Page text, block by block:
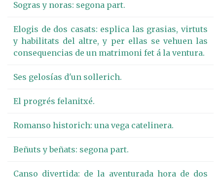
Sogras y noras: segona part.
Elogis de dos casats: esplica las grasias, virtuts
y habilitats del altre, y per ellas se vehuen las
consequencias de un matrimoni fet á la ventura.
Ses gelosías d'un sollerich.
El progrés felanitxé.
Romanso historich: una vega catelinera.
Beñuts y beñats: segona part.
Canso divertida: de la aventurada hora de dos